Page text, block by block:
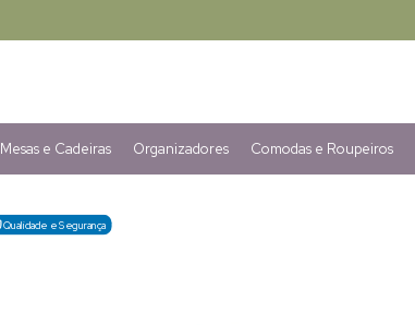
Mesas e Cadeiras Organizadores Comodas e Roupeiros
Qualidade e Segurança